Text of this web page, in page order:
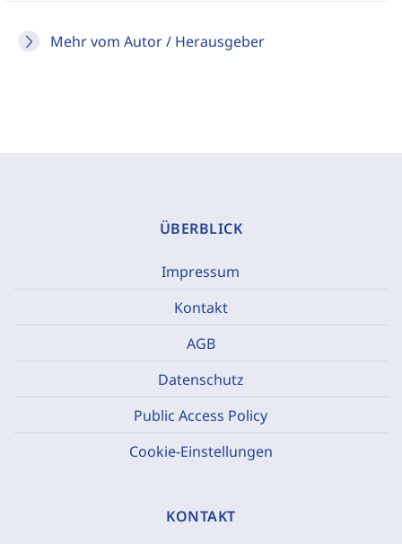
Mehr vom Autor / Herausgeber
ÜBERBLICK
Impressum
Kontakt
AGB
Datenschutz
Public Access Policy
Cookie-Einstellungen
KONTAKT